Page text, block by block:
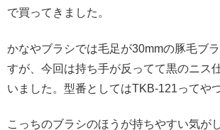
で買ってきました。
かなやブラシでは毛足が30mmの豚毛ブ
すが、今回は持ち手が反ってて黒のニス
いました。型番としてはTKB-121ってや
こっちのブラシのほうが持ちやすい気が